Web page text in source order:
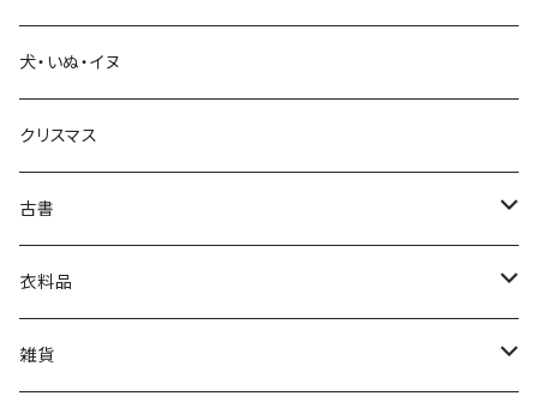
生活・暮らし
芸術・絵画・写真
絵本・児童書
娯楽・エンターテインメント
犬・いぬ・イヌ
クリスマス
古書
古書セット
美術
衣料品
POLEWARDS
雑貨